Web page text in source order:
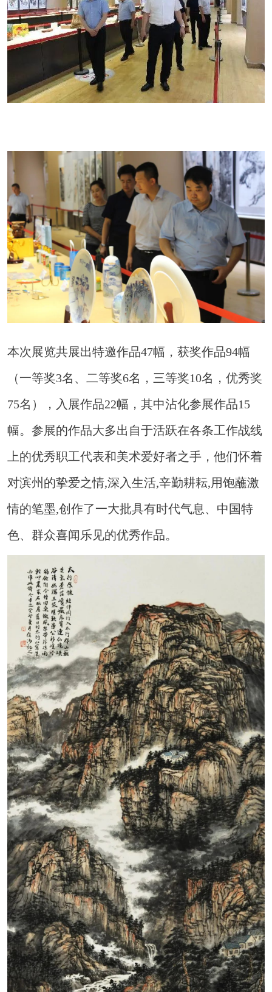
本次展览共展出特邀作品47幅，获奖作品94幅
（一等奖3名、二等奖6名，三等奖10名，优秀奖
75名），入展作品22幅，其中沾化参展作品15
幅。参展的作品大多出自于活跃在各条工作战线
上的优秀职工代表和美术爱好者之手，他们怀着
对滨州的挚爱之情,深入生活,辛勤耕耘,用饱蘸激
情的笔墨,创作了一大批具有时代气息、中国特
色、群众喜闻乐见的优秀作品。